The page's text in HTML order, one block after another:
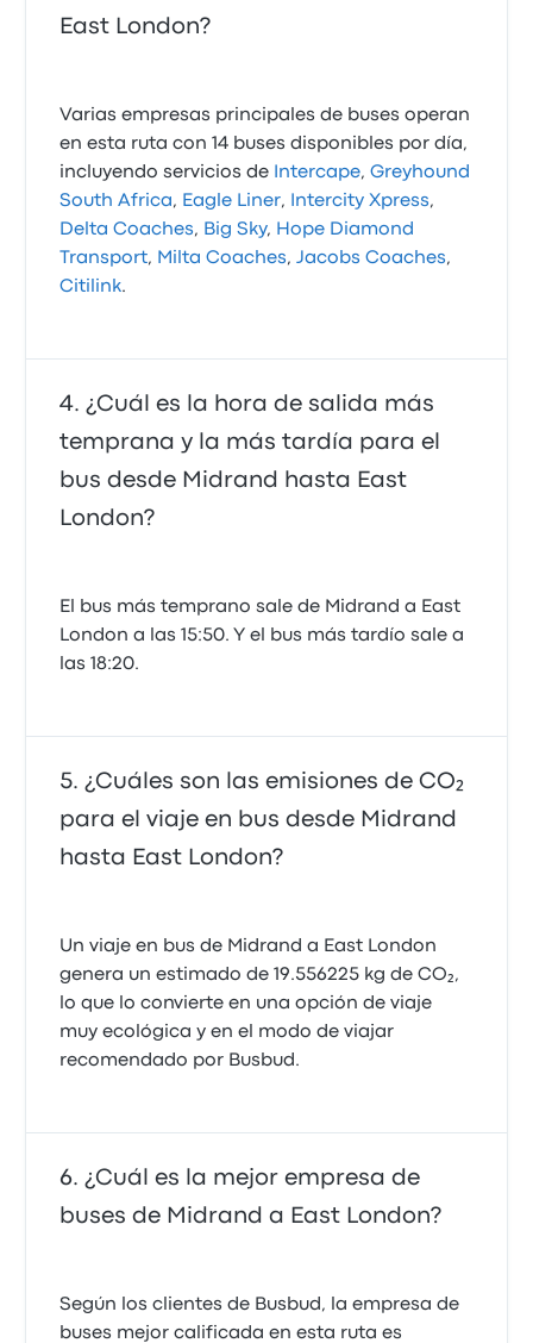
East London?
Varias empresas principales de buses operan
en esta ruta con 14 buses disponibles por día,
incluyendo servicios de
Intercape,Greyhound
South Africa, Eagle Liner, Intercity Xpress,
Delta Coaches, Big Sky, Hope Diamond
Transport, Milta Coaches,Jacobs Coaches,
Citilink.
¿Cuál es la hora de salida más
temprana y la más tardía para el
bus desde Midrand hasta East
London?
El bus más temprano sale de Midrand a East
London a las 15:50. Y el bus más tardío sale a
las 18:20.
¿Cuáles son las emisiones de CO₂
para el viaje en bus desde Midrand
hasta East London?
Un viaje en bus de Midrand a East London
genera un estimado de 19.556225 kg de CO₂,
lo que lo convierte en una opción de viaje
muy ecológica y en el modo de viajar
recomendado por Busbud.
¿Cuál es la mejor empresa de
buses de Midrand a East London?
Según los clientes de Busbud, la empresa de
buses mejor calificada en esta ruta es